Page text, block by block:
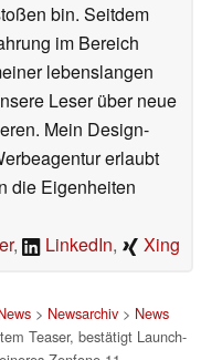
bin. Seitdem
im Bereich
lebenslangen
Leser über neue
Mein Design-
erlaubt
die Eigenheiten
, LinkedIn, Xing
> Newsarchiv> News
Teaser, bestätigt Launch-